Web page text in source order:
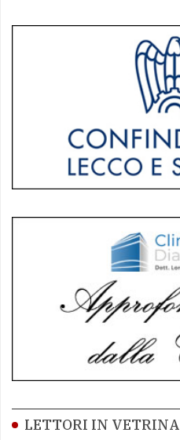
LETTORI IN VETRINA